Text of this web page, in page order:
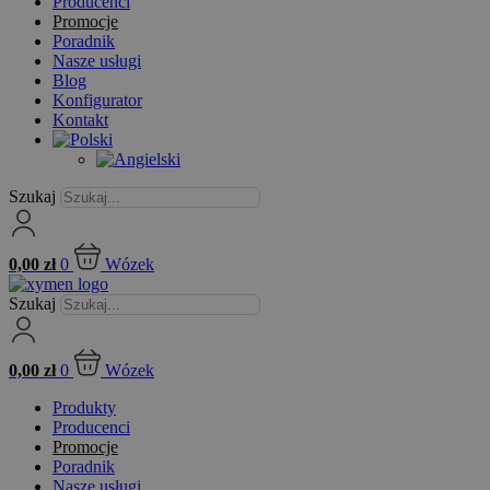
Promocje
Poradnik
Nasze usługi
Blog
Konfigurator
Kontakt
Szukaj
0,00 zł 0 Wózek
Szukaj
0,00 zł 0
Wózek
Produkty
Producenci
Promocje
Poradnik
Nasze usługi